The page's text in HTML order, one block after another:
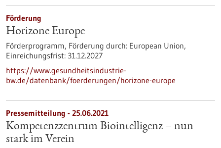
Förderung
Horizone Europe
Förderprogramm, Förderung durch: European Union,
Einreichungsfrist: 31.12.2027
https://www.gesundheitsindustrie-
bw.de/datenbank/foerderungen/horizone-europe
Pressemitteilung - 25.06.2021
Kompetenzzentrum Biointelligenz – nun
stark im Verein